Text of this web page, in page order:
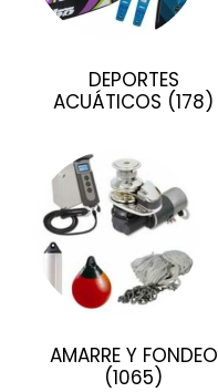
DEPORTES
ACUÁTICOS (178)
AMARRE Y FONDEO
(1065)